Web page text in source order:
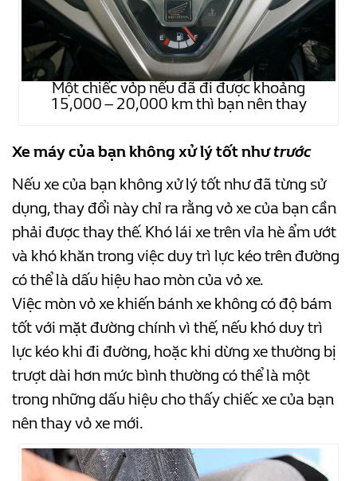
Một chiếc vỏp nếu đã đi được khoảng
15,000 – 20,000 km thì bạn nên thay​
Xe máy của bạn không xử lý tốt nhưtrước
Nếu xe của bạn không xử lý tốt như đã từng sử
dụng, thay đổi này chỉ ra rằng vỏ xe của bạn cần
phải được thay thế. Khó lái xe trên vỉa hè ẩm ướt
và khó khăn trong việc duy trì lực kéo trên đường
có thể là dấu hiệu hao mòn của vỏ xe.
Việc mòn vỏ xe khiến bánh xe không có độ bám
tốt với mặt đường chính vì thế, nếu khó duy trì
lực kéo khi đi đường, hoặc khi dừng xe thường bị
trượt dài hơn mức bình thường có thể là một
trong những dấu hiệu cho thấy chiếc xe của bạn
nên thay vỏ xe mới.